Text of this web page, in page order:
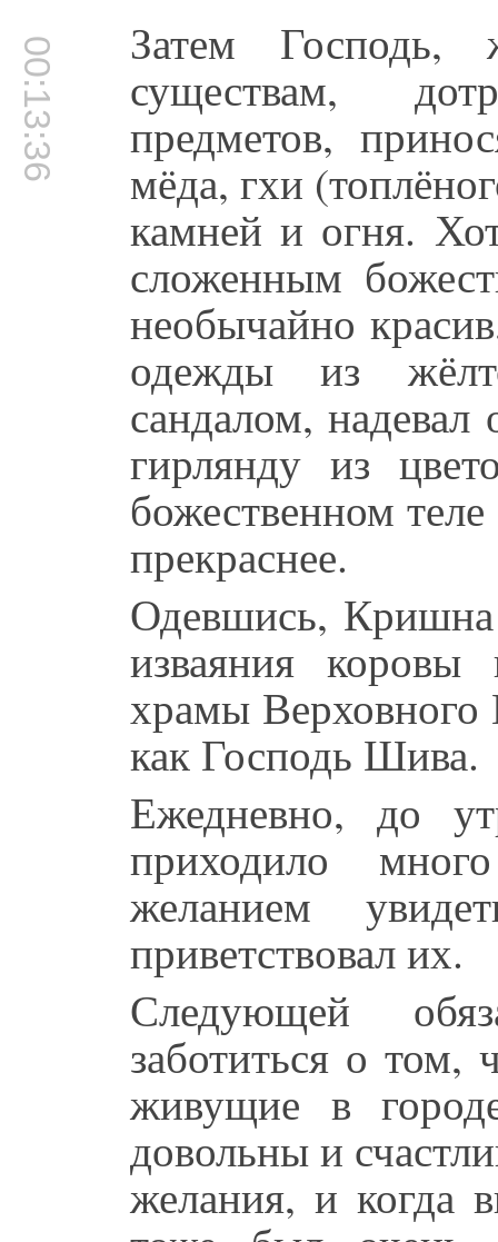
00:13:36 Затем
существам,
предметов,
мёда, гхи
камней и огня.
сложенным
необычайно
одежды из
сандалом,
гирлянду из
божественном
прекраснее.
Одевшись, Кришна
изваяния
храмы Верховного
как Господь Шива.
Ежедневно, до
приходило
желанием
приветствовал их.
Следующей
заботиться о
живущие в
довольны и
желания, и когда